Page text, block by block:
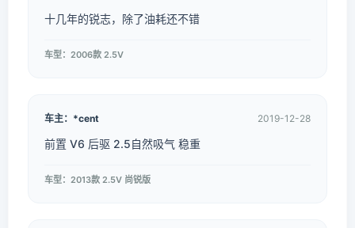
十几年的锐志，除了油耗还不错
车型：2006款 2.5V
车主：*cent 2019-12-28
前置 V6 后驱 2.5自然吸气 稳重
车型：2013款 2.5V 尚锐版